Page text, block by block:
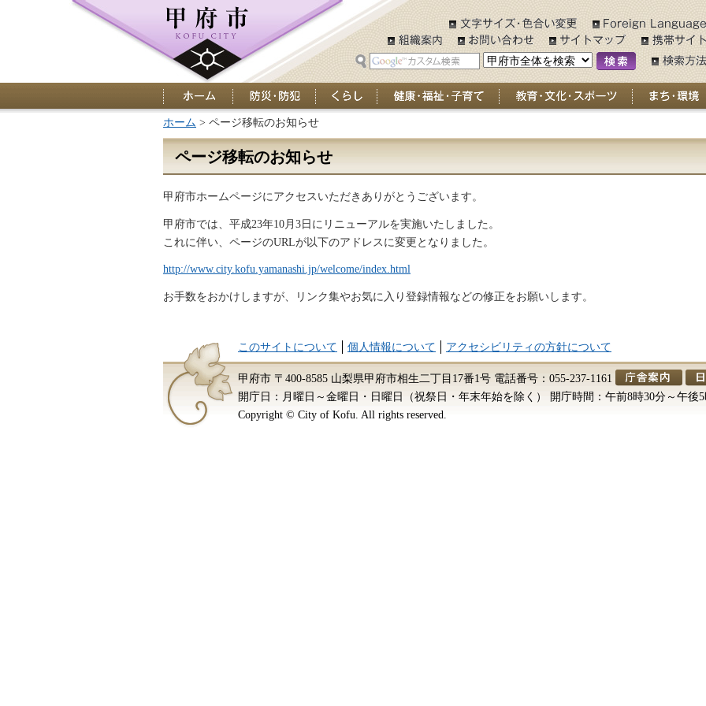
ホーム 防災・防犯 くらし 健康・福祉・子育て 教育・文化・スポーツ まち・環境
ホーム > ページ移転のお知らせ
ページ移転のお知らせ
甲府市ホームページにアクセスいただきありがとうございます。
甲府市では、平成23年10月3日にリニューアルを実施いたしました。
これに伴い、ページのURLが以下のアドレスに変更となりました。
http://www.city.kofu.yamanashi.jp/welcome/index.html
お手数をおかけしますが、リンク集やお気に入り登録情報などの修正をお願いします。
このサイトについて 個人情報について アクセシビリティの方針について
甲府市 〒400-8585 山梨県甲府市相生二丁目17番1号 電話番号：055-237-1161
開庁日：月曜日～金曜日・日曜日（祝祭日・年末年始を除く） 開庁時間：午前8時30分～午後
Copyright © City of Kofu. All rights reserved.